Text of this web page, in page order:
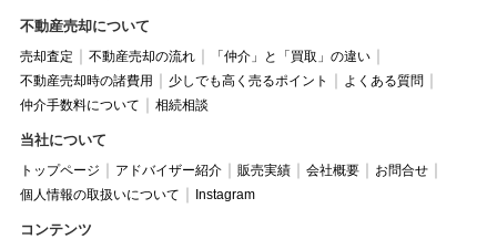
不動産売却について
売却査定 不動産売却の流れ
「仲介」と「買取」の違い
不動産売却時の諸費用
少しでも高く売るポイント
よくある質問
仲介手数料について
相続相談
当社について
トップページ アドバイザー紹介 販売実績 会社概要
お問合せ
個人情報の取扱いについて
Instagram
コンテンツ